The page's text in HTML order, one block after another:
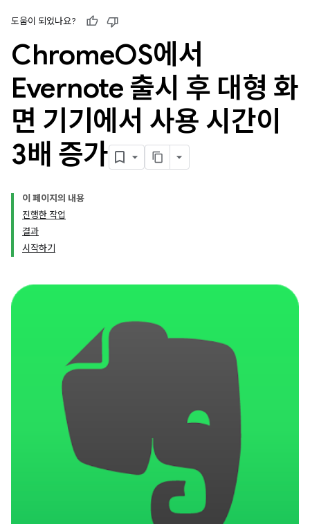
도움이 되었나요?
ChromeOS에서
Evernote 출시 후 대형 화
면 기기에서 사용 시간이
3배 증가
이 페이지의 내용
진행한 작업
결과
시작하기